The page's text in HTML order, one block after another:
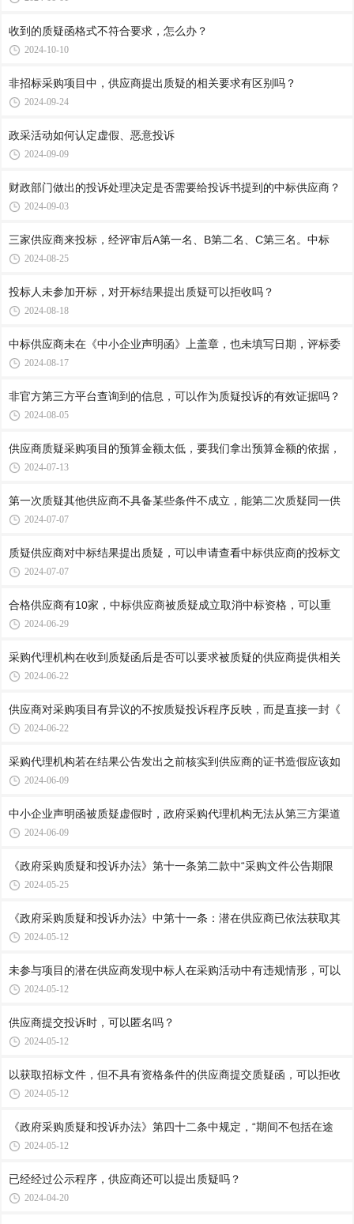
收到的质疑函格式不符合要求，怎么办？
2024-10-10
非招标采购项目中，供应商提出质疑的相关要求有区别吗？
2024-09-24
政采活动如何认定虚假、恶意投诉
2024-09-09
财政部门做出的投诉处理决定是否需要给投诉书提到的中标供应商？
2024-09-03
三家供应商来投标，经评审后A第一名、B第二名、C第三名。中标
2024-08-25
投标人未参加开标，对开标结果提出质疑可以拒收吗？
2024-08-18
中标供应商未在《中小企业声明函》上盖章，也未填写日期，评标委
2024-08-17
非官方第三方平台查询到的信息，可以作为质疑投诉的有效证据吗？
2024-08-05
供应商质疑采购项目的预算金额太低，要我们拿出预算金额的依据，
2024-07-13
第一次质疑其他供应商不具备某些条件不成立，能第二次质疑同一供
2024-07-07
质疑供应商对中标结果提出质疑，可以申请查看中标供应商的投标文
2024-07-07
合格供应商有10家，中标供应商被质疑成立取消中标资格，可以重
2024-06-29
采购代理机构在收到质疑函后是否可以要求被质疑的供应商提供相关
2024-06-22
供应商对采购项目有异议的不按质疑投诉程序反映，而是直接一封《
2024-06-22
采购代理机构若在结果公告发出之前核实到供应商的证书造假应该如
2024-06-09
中小企业声明函被质疑虚假时，政府采购代理机构无法从第三方渠道
2024-06-09
《政府采购质疑和投诉办法》第十一条第二款中“采购文件公告期限
2024-05-25
《政府采购质疑和投诉办法》中第十一条：潜在供应商已依法获取其
2024-05-12
未参与项目的潜在供应商发现中标人在采购活动中有违规情形，可以
2024-05-12
供应商提交投诉时，可以匿名吗？
2024-05-12
以获取招标文件，但不具有资格条件的供应商提交质疑函，可以拒收
2024-05-12
《政府采购质疑和投诉办法》第四十二条中规定，“期间不包括在途
2024-05-12
已经经过公示程序，供应商还可以提出质疑吗？
2024-04-20